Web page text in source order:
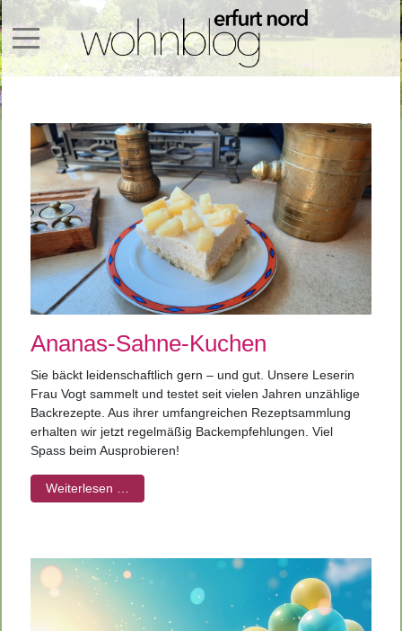
Mobile Menu Toggle
Ananas-Sahne-Kuchen
Sie bäckt leidenschaftlich gern – und gut. Unsere Leserin
Frau Vogt sammelt und testet seit vielen Jahren unzählige
Backrezepte. Aus ihrer umfangreichen Rezeptsammlung
erhalten wir jetzt regelmäßig Backempfehlungen. Viel
Spass beim Ausprobieren!
Weiterlesen …